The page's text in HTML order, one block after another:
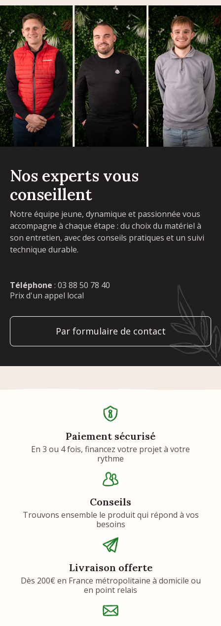
Nos experts vous
conseillent
Notre équipe jeune, dynamique et passionnée vous
accompagne à chaque étape : du choix du matériel à
son entretien, avec des conseils pratiques et un suivi
technique durable.
Téléphone : 03 88 50 78 40
Prix d'un appel local
Par formulaire de contact
Paiement sécurisé
En 3 ou 4 fois, financez votre projet à votre
rythme
Conseils
Trouvons ensemble le produit qui répond à vos
besoins
Livraison offerte
Dès 200€ en France métropolitaine à domicile ou
en point relais